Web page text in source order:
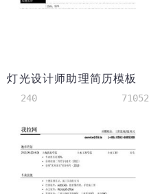
灯光设计师助理简历模板
240 71052